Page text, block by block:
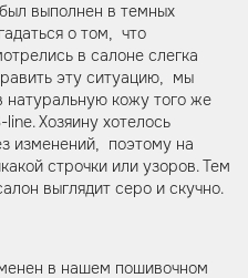
выполнен в темных
о том, что
в салоне слегка
эту ситуацию, мы
натуральную кожу того же
Хозяину хотелось
изменений, поэтому на
строчки или узоров. Тем
выглядит серо и скучно.
в нашем пошивочном